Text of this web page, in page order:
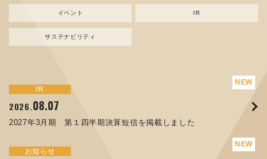
イベント IR
サステナビリティ
IR
2026.08.07
2027年3月期 第１四半期決算短信を掲載しました
お知らせ
新規事業
2024.04.10
資源ごみAI 自動選別機 販売開始のお知らせ
お知らせ
2026.08.05
夏季休業のお知らせ
お知らせ
トピックス
2026.07.17
ORANGE NEWS Vol. 014を掲載しました
トピックス
イベント
2026.04.03
MEX金沢2026 出展のご案内 ※終了しました
イベント
IR
2026.08.07
2027年3月期 第１四半期決算短信を掲載しました
IR
サステナビリティ
2026.07.24
中学生（光野中学校）の職場体験を実施しました
サステナビリティ